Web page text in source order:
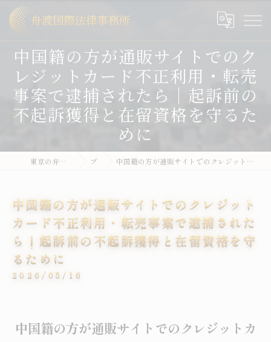
中国籍の方が通販サイトでのク
レジットカード不正利用・転売
事案で逮捕されたら｜起訴前の
不起訴獲得と在留資格を守るた
めに
東京の弁護士なら舟渡国際法律事務所 ブログ 中国籍の方が通販サイトでのクレジットカード不正利用・転売事案で逮捕されたら｜起訴前の不起訴獲得と在留資格を守るために
中国籍の方が通販サイトでのクレジット
カード不正利用・転売事案で逮捕された
ら｜起訴前の不起訴獲得と在留資格を守
るために
2026/05/16
中国籍の方が通販サイトでのクレジットカ